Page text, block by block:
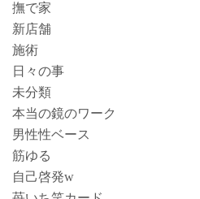
撫で家
新店舗
施術
日々の事
未分類
本当の鏡のワーク
男性性ベース
筋ゆる
自己啓発w